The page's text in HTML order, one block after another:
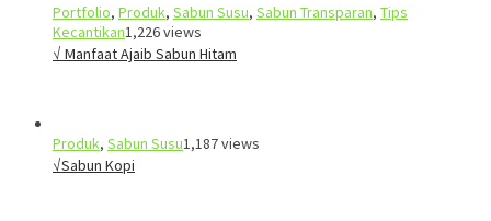
Portfolio, Produk, Sabun Susu, Sabun Transparan, Tips
Kecantikan1,226 views
√ Manfaat Ajaib Sabun Hitam
Produk, Sabun Susu1,187 views
√Sabun Kopi